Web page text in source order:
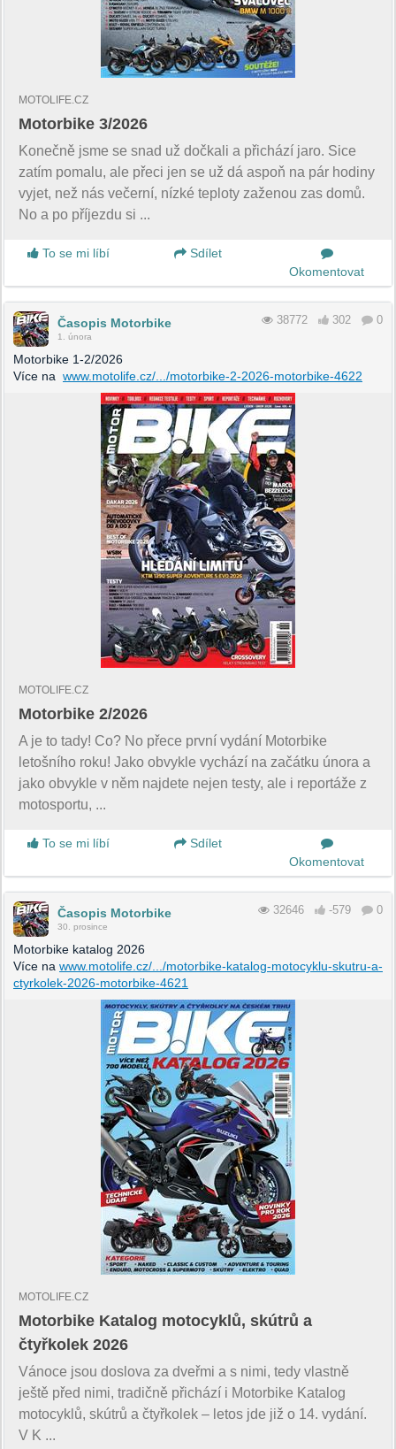
MOTOLIFE.CZ
Motorbike 3/2026
Konečně jsme se snad už dočkali a přichází jaro. Sice
zatím pomalu, ale přeci jen se už dá aspoň na pár hodiny
vyjet, než nás večerní, nízké teploty zaženou zas domů.
No a po příjezdu si ...
To se mi líbí
Sdílet
Okomentovat
Časopis Motorbike
1. února
38772 302 0
Motorbike 1-2/2026
Více na www.motolife.cz/.../motorbike-2-2026-motorbike-4622
MOTOLIFE.CZ
Motorbike 2/2026
A je to tady! Co? No přece první vydání Motorbike
letošního roku! Jako obvykle vychází na začátku února a
jako obvykle v něm najdete nejen testy, ale i reportáže z
motosportu, ...
To se mi líbí
Sdílet
Okomentovat
Časopis Motorbike
30. prosince
32646 -579 0
Motorbike katalog 2026
Více na www.motolife.cz/.../motorbike-katalog-motocyklu-skutru-a-
ctyrkolek-2026-motorbike-4621
MOTOLIFE.CZ
Motorbike Katalog motocyklů, skútrů a
čtyřkolek 2026
Vánoce jsou doslova za dveřmi a s nimi, tedy vlastně
ještě před nimi, tradičně přichází i Motorbike Katalog
motocyklů, skútrů a čtyřkolek – letos jde již o 14. vydání.
V K ...